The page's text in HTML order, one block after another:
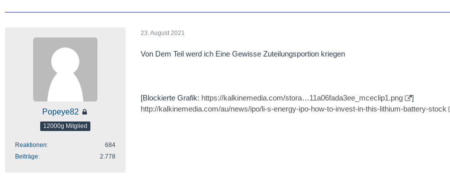
Popeye82
12000g Mitglied
Reaktionen
684
Beiträge
2.778
23. August 2021
Von Dem Teil werd ich Eine Gewisse Zuteilungsportion kriegen
[Blockierte Grafik: https://kalkinemedia.com/stora…11a06fada3ee_mceclip1.png
]
http://kalkinemedia.com/au/news/ipo/li-s-energy-ipo-how-to-invest-in-this-lithium-battery-stock